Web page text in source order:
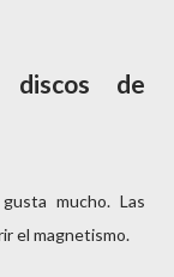
discos de
mucho. Las
el magnetismo.